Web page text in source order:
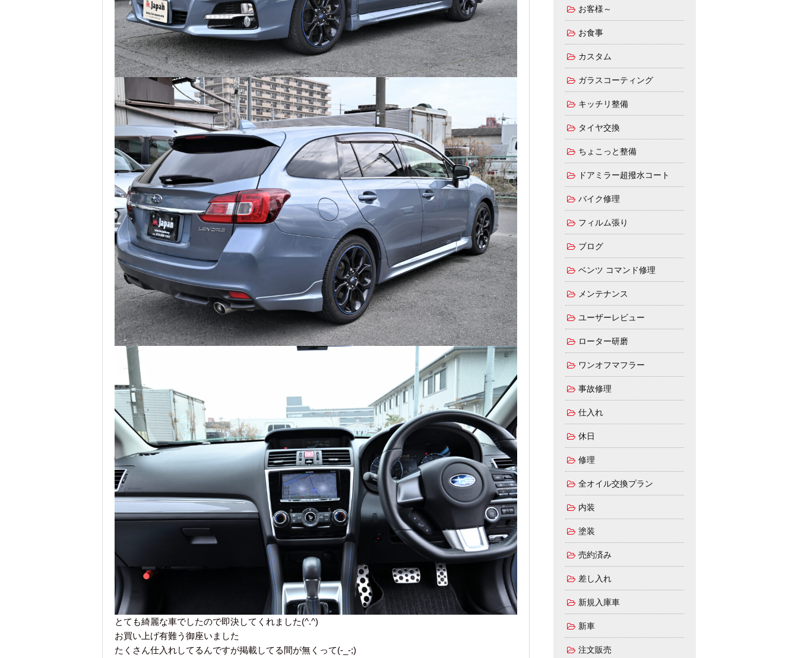
とても綺麗な車でしたので即決してくれました(^.^)
お買い上げ有難う御座いました
たくさん仕入れしてるんですが掲載してる間が無くって(-_-;)
お客様～
お食事
カスタム
ガラスコーティング
キッチリ整備
タイヤ交換
ちょこっと整備
ドアミラー超撥水コート
バイク修理
フィルム張り
ブログ
ベンツ コマンド修理
メンテナンス
ユーザーレビュー
ローター研磨
ワンオフマフラー
事故修理
仕入れ
休日
修理
全オイル交換プラン
内装
塗装
売約済み
差し入れ
新規入庫車
新車
注文販売